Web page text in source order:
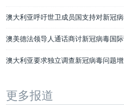
澳大利亚呼吁世卫成员国支持对新冠
澳美德法领导人通话商讨新冠病毒国
澳大利亚要求独立调查新冠病毒问题
更多报道